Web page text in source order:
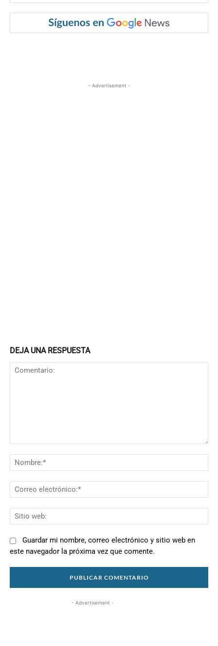
- Advertisement -
DEJA UNA RESPUESTA
Guardar mi nombre, correo electrónico y sitio web en
este navegador la próxima vez que comente.
- Advertisement -